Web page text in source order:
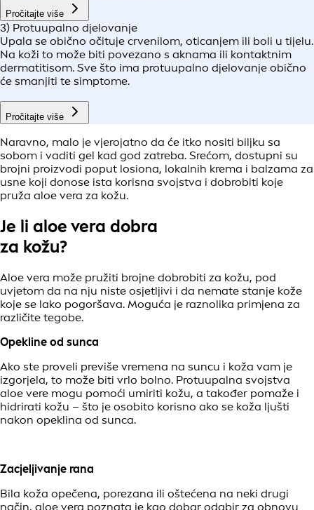
Pročitajte više
3) Protuupalno djelovanje
Upala se obično očituje crvenilom, oticanjem ili boli u tijelu.
Na koži to može biti povezano s aknama ili kontaktnim
dermatitisom. Sve što ima protuupalno djelovanje obično
će smanjiti te simptome.
Pročitajte više
Naravno, malo je vjerojatno da će itko nositi biljku sa
sobom i vaditi gel kad god zatreba. Srećom, dostupni su
brojni proizvodi poput losiona, lokalnih krema i balzama za
usne koji donose ista korisna svojstva i dobrobiti koje
pruža aloe vera za kožu.
Je li aloe vera dobra
za kožu?
Aloe vera može pružiti brojne dobrobiti za kožu, pod
uvjetom da na nju niste osjetljivi i da nemate stanje kože
koje se lako pogoršava. Moguća je raznolika primjena za
različite tegobe.
Opekline od sunca
Ako ste proveli previše vremena na suncu i koža vam je
izgorjela, to može biti vrlo bolno. Protuupalna svojstva
aloe vere mogu pomoći umiriti kožu, a također pomaže i
hidrirati kožu – što je osobito korisno ako se koža ljušti
nakon opeklina od sunca.
Zacjeljivanje rana
Bila koža opečena, porezana ili oštećena na neki drugi
način, aloe vera poznata je kao dobar odabir za obnovu